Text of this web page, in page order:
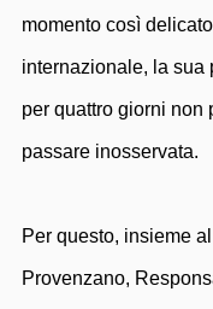
momento così
internazionale, la sua
per quattro giorni non
passare inosservata.
Per questo, insieme
Provenzano,